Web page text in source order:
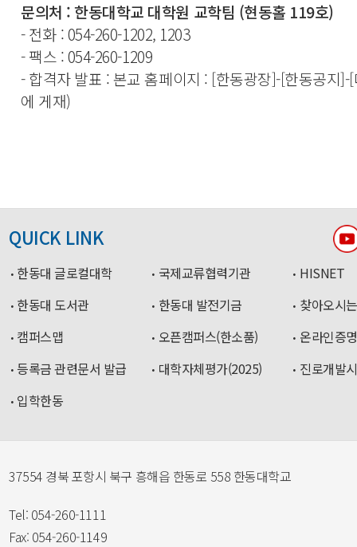
문의처 : 한동대학교 대학원 교학팀 (현동홀 119호)
- 전화 : 054-260-1202, 1203
- 팩스 : 054-260-1209
- 합격자 발표 : 본교 홈페이지 : [한동광장]-[한동공지]-
에 게재)
QUICK LINK
한동대 글로컬대학 국제교류협력기관
HISNET
한동대 도서관
한동대 발전기금
찾아오시
캠퍼스맵
오픈캠퍼스(한소품)
온라인증
등록금 관련문서 발급
대학자체평가(2025)
진로개발
입학한동
37554 경북 포항시 북구 흥해읍 한동로 558 한동대학교
Tel: 054-260-1111
Fax: 054-260-1149